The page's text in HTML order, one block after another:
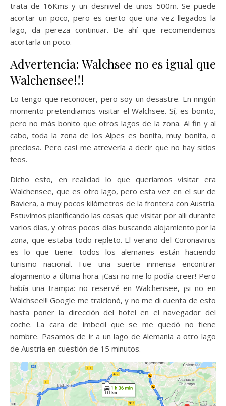
trata de 16Kms y un desnivel de unos 500m. Se puede
acortar un poco, pero es cierto que una vez llegados la
lago, da pereza continuar. De ahí que recomendemos
acortarla un poco.
Advertencia: Walchsee no es igual que
Walchensee!!!
Lo tengo que reconocer, pero soy un desastre. En ningún
momento pretendiamos visitar el Walchsee. Sí, es bonito,
pero no más bonito que otros lagos de la zona. Al fin y al
cabo, toda la zona de los Alpes es bonita, muy bonita, o
preciosa. Pero casi me atrevería a decir que no hay sitios
feos.
Dicho esto, en realidad lo que queriamos visitar era
Walchensee, que es otro lago, pero esta vez en el sur de
Baviera, a muy pocos kilómetros de la frontera con Austria.
Estuvimos planificando las cosas que visitar por alli durante
varios días, y otros pocos días buscando alojamiento por la
zona, que estaba todo repleto. El verano del Coronavirus
es lo que tiene: todos los alemanes están haciendo
turismo nacional. Fue una suerte inmensa encontrar
alojamiento a última hora. ¡Casi no me lo podía creer! Pero
había una trampa: no reservé en Walchensee, ¡si no en
Walchsee!!! Google me traicionó, y no me di cuenta de esto
hasta poner la dirección del hotel en el navegador del
coche. La cara de imbecil que se me quedó no tiene
nombre. Pasamos de ir a un lago de Alemania a otro lago
de Austria en cuestión de 15 minutos.